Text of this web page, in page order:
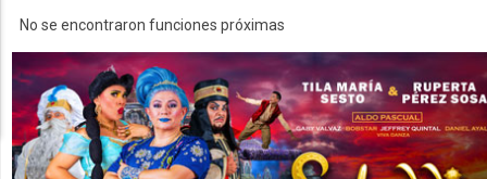
No se encontraron funciones próximas